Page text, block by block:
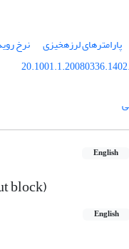
پارامترهای لرزه‏خیزی نرخ
English
block)
English